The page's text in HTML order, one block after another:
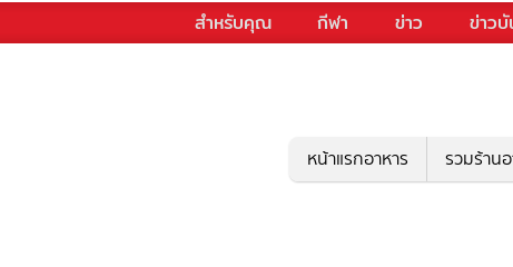
สำหรับคุณ กีฬา ข่าว ข่าว
หน้าแรกอาหาร รวมร้าน